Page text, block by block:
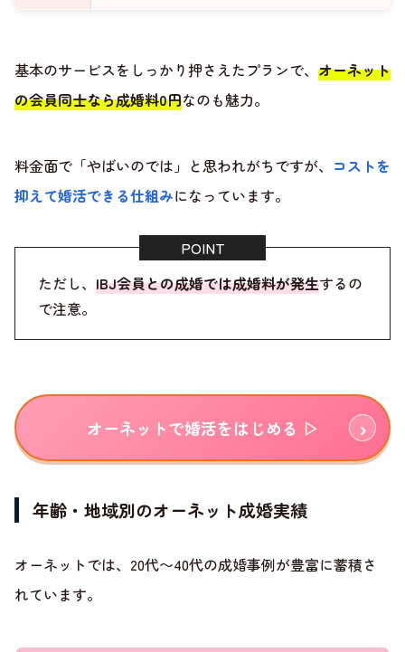
基本のサービスをしっかり押さえたプランで、 オーネット
の会員同士なら成婚料0円なのも魅力。
料金面で「やばいのでは」と思われがちですが、 コストを
抑えて婚活できる仕組みになっています。
ただし、 IBJ会員との成婚では成婚料が発生するの
で注意。
オーネットで婚活をはじめる ▷
年齢・地域別のオーネット成婚実績
オーネットでは、20代〜40代の成婚事例が豊富に蓄積さ
れています。